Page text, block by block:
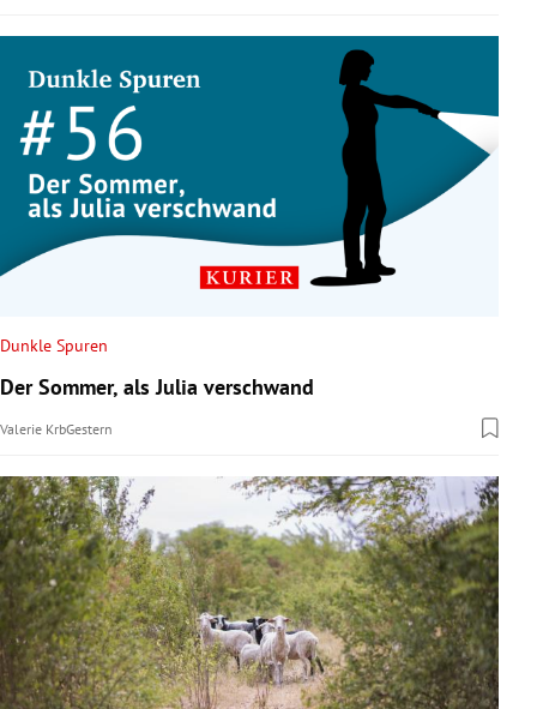
Dunkle Spuren
Der Sommer, als Julia verschwand
Valerie KrbGestern